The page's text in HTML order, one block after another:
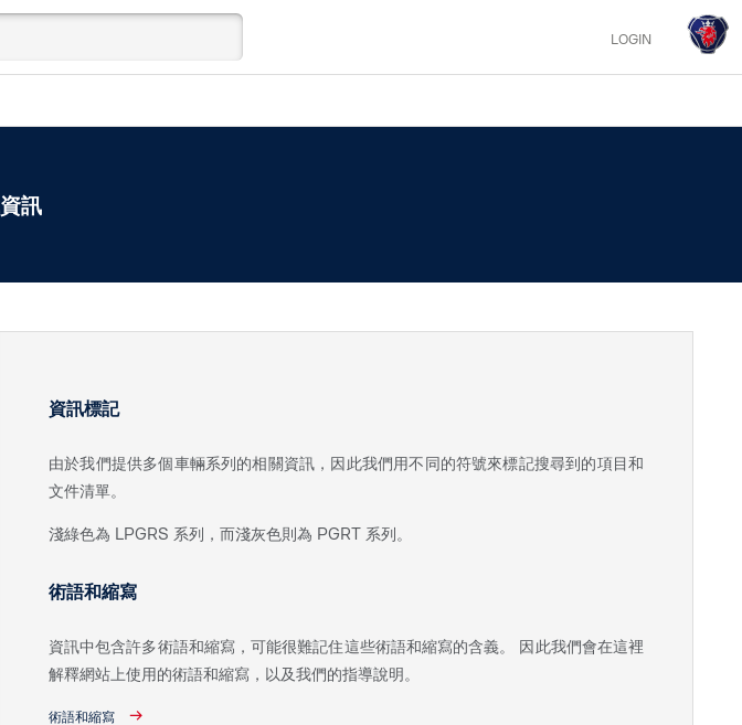
LOGIN
訊
資訊標記
由於我們提供多個車輛系列的相關資訊，因此我們用不同的符號來標記搜尋到的項目和
文件清單。
淺綠色為 LPGRS 系列，而淺灰色則為 PGRT 系列。
術語和縮寫
資訊中包含許多術語和縮寫，可能很難記住這些術語和縮寫的含義。 因此我們會在這裡
解釋網站上使用的術語和縮寫，以及我們的指導說明。
術語和縮寫